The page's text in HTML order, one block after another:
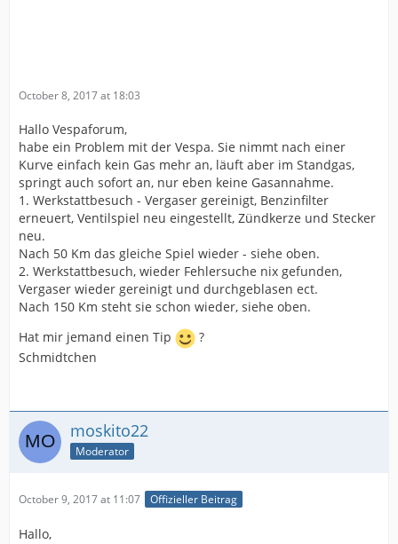
October 8, 2017 at 18:03
Hallo Vespaforum,
habe ein Problem mit der Vespa. Sie nimmt nach einer
Kurve einfach kein Gas mehr an, läuft aber im Standgas,
springt auch sofort an, nur eben keine Gasannahme.
1. Werkstattbesuch - Vergaser gereinigt, Benzinfilter
erneuert, Ventilspiel neu eingestellt, Zündkerze und Stecker
neu.
Nach 50 Km das gleiche Spiel wieder - siehe oben.
2. Werkstattbesuch, wieder Fehlersuche nix gefunden,
Vergaser wieder gereinigt und durchgeblasen ect.
Nach 150 Km steht sie schon wieder, siehe oben.
Hat mir jemand einen Tip
?
Schmidtchen
moskito22
Moderator
October 9, 2017 at 11:07 Offizieller Beitrag
Hallo,